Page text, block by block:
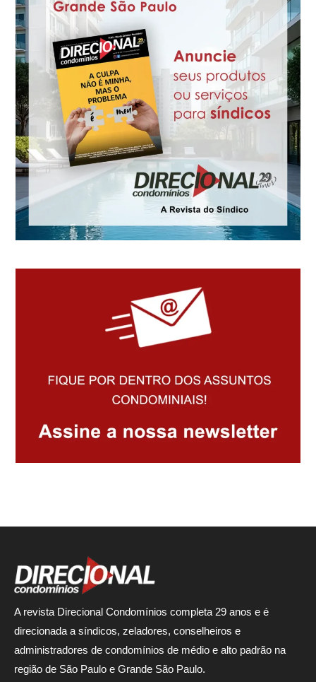
A revista Direcional Condomínios completa 29 anos e é
direcionada a síndicos, zeladores, conselheiros e
administradores de condomínios de médio e alto padrão na
região de São Paulo e Grande São Paulo.